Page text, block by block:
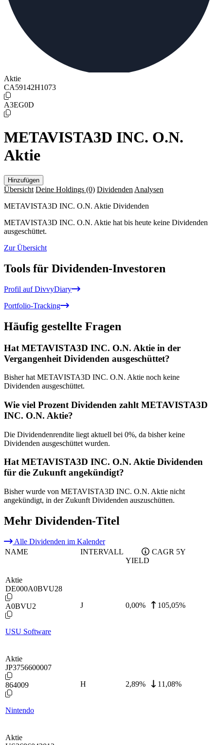
Aktie
CA59142H1073
A3EG0D
METAVISTA3D INC. O.N.
Aktie
Hinzufügen
Übersicht Deine Holdings (0) Dividenden Analysen
METAVISTA3D INC. O.N. Aktie Dividenden
METAVISTA3D INC. O.N. Aktie hat bis heute keine Dividenden
ausgeschüttet.
Zur Übersicht
Tools für Dividenden-Investoren
Profil auf DivvyDiary
Portfolio-Tracking
Häufig gestellte Fragen
Hat METAVISTA3D INC. O.N. Aktie in der
Vergangenheit Dividenden ausgeschüttet?
Bisher hat METAVISTA3D INC. O.N. Aktie noch keine
Dividenden ausgeschüttet.
Wie viel Prozent Dividenden zahlt METAVISTA3D
INC. O.N. Aktie?
Die Dividendenrendite liegt aktuell bei 0%, da bisher keine
Dividenden ausgeschüttet wurden.
Hat METAVISTA3D INC. O.N. Aktie Dividenden
für die Zukunft angekündigt?
Bisher wurde von METAVISTA3D INC. O.N. Aktie nicht
angekündigt, in der Zukunft Dividenden auszuschütten.
Mehr Dividenden-Titel
Alle Dividenden im Kalender
NAME
INTERVALL
YIELD
CAGR 5Y
Aktie
DE000A0BVU28
A0BVU2
USU Software
J 0,00% 105,05%
Aktie
JP3756600007
864009
Nintendo
H 2,89% 11,08%
Aktie